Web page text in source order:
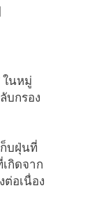
ในหมู่
บกรอง
บฝุ่นที่
กิดจาก
อเนื่อง